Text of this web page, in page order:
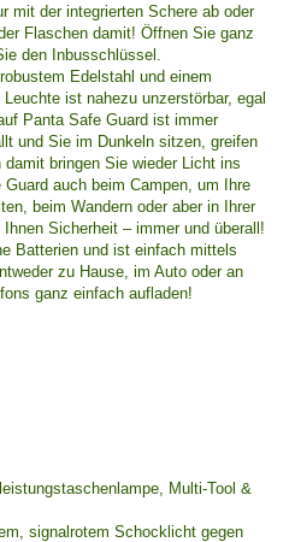
mit der integrierten Schere ab oder
Flaschen damit! Öffnen Sie ganz
den Inbusschlüssel.
Edelstahl und einem
ist nahezu unzerstörbar, egal
Panta Safe Guard ist immer
und Sie im Dunkeln sitzen, greifen
bringen Sie wieder Licht ins
auch beim Campen, um Ihre
beim Wandern oder aber in Ihrer
Sicherheit – immer und überall!
Batterien und ist einfach mittels
zu Hause, im Auto oder an
ganz einfach aufladen!
Multi-Tool &
signalrotem Schocklicht gegen